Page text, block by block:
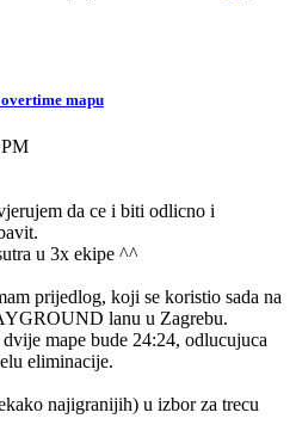
mapu
da ce i biti odlicno i
u 3x ekipe ^^
prijedlog, koji se koristio sada na
lanu u Zagrebu.
mape bude 24:24, odlucujuca
eliminacije.
najigranijih) u izbor za trecu